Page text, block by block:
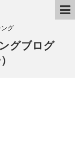
グ
グブログ